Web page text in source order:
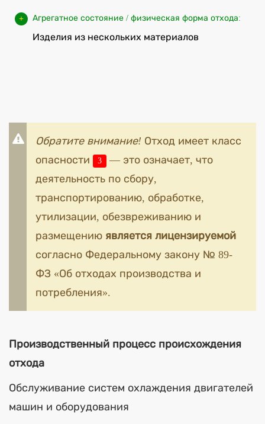
Агрегатное состояние / физическая форма отхода:
Изделия из нескольких материалов
Обратите внимание! Отход имеет класс
опасности
3
— это означает, что
деятельность по сбору,
транспортированию, обработке,
утилизации, обезвреживанию и
размещению является лицензируемой
согласно Федеральному закону № 89-
ФЗ «Об отходах производства и
потребления».
Производственный процесс происхождения
отхода
Обслуживание систем охлаждения двигателей
машин и оборудования